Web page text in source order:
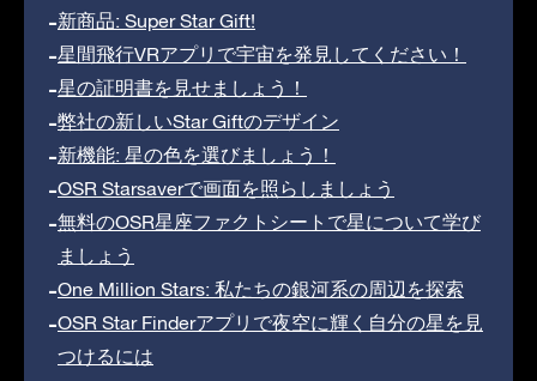
新商品: Super Star Gift!
星間飛行VRアプリで宇宙を発見してください！
星の証明書を見せましょう！
弊社の新しいStar Giftのデザイン
新機能: 星の色を選びましょう！
OSR Starsaverで画面を照らしましょう
無料のOSR星座ファクトシートで星について学び
ましょう
One Million Stars: 私たちの銀河系の周辺を探索
OSR Star Finderアプリで夜空に輝く自分の星を見
つけるには